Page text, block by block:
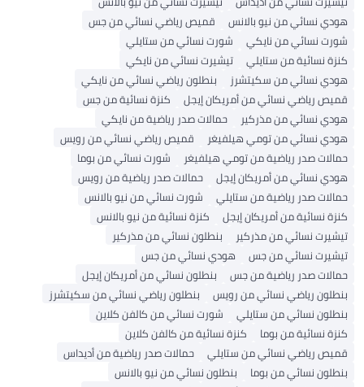
هودي نسائي من نيو بالانس
قميص رياضي نسائي من جس
شورت نسائي من نايكي
شورت نسائي من ستايلي
كنزة نسائية من ستايلي
تيشيرت نسائي من نايكي
هودي نسائي من سكيتشرز
بنطلون رياضي نسائي من نايكي
قميص رياضي نسائي من أمريكان إيجل
كنزة نسائية من جس
هودي نسائي من مذركير
حمالات صدر رياضية من نايكي
هودي نسائي من تومي هيلفيغر
قميص رياضي نسائي من رويس
حمالات صدر رياضية من تومي هيلفيغر
شورت نسائي من بوما
هودي نسائي من أمريكان إيجل
حمالات صدر رياضية من رويس
حمالات صدر رياضية من ستايلي
شورت نسائي من نيو بالانس
كنزة نسائية من أمريكان إيجل
كنزة نسائية من نيو بالانس
تيشيرت نسائي من مذركير
بنطلون نسائي من مذركير
تيشيرت نسائي من جس
هودي نسائي من جس
حمالات صدر رياضية من جس
بنطلون نسائي من أمريكان إيجل
بنطلون رياضي نسائي من رويس
بنطلون رياضي نسائي من سكيتشرز
بنطلون نسائي من ستايلي
شورت نسائي من كالفن كلاين
كنزة نسائية من بوما
كنزة نسائية من كالفن كلاين
قميص رياضي نسائي من ستايلي
حمالات صدر رياضية من أديداس
بنطلون نسائي من بوما
بنطلون نسائي من نيو بالانس